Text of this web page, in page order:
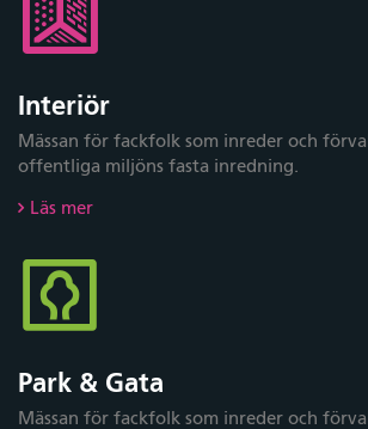
Interiör
Mässan för fackfolk som inreder och
offentliga miljöns fasta inredning.
Läs mer
Park & Gata
Mässan för fackfolk som inreder och